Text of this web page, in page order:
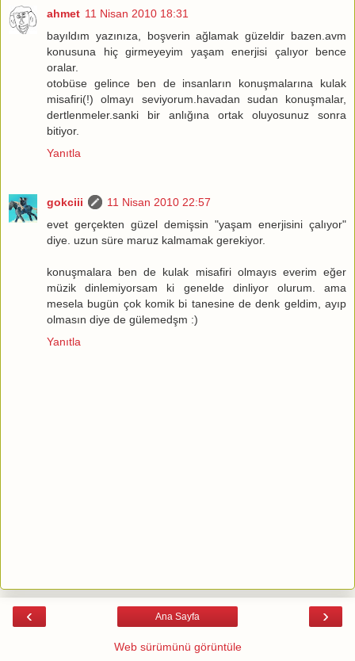
ahmet 11 Nisan 2010 18:31
bayıldım yazınıza, boşverin ağlamak güzeldir bazen.avm
konusuna hiç girmeyeyim yaşam enerjisi çalıyor bence
oralar.
otobüse gelince ben de insanların konuşmalarına kulak
misafiri(!) olmayı seviyorum.havadan sudan konuşmalar,
dertlenmeler.sanki bir anlığına ortak oluyosunuz sonra
bitiyor.
Yanıtla
gokciii
11 Nisan 2010 22:57
evet gerçekten güzel demişsin "yaşam enerjisini çalıyor"
diye. uzun süre maruz kalmamak gerekiyor.
konuşmalara ben de kulak misafiri olmayıs everim eğer
müzik dinlemiyorsam ki genelde dinliyor olurum. ama
mesela bugün çok komik bi tanesine de denk geldim, ayıp
olmasın diye de gülemedşm :)
Yanıtla
‹ ›
Ana Sayfa
Web sürümünü görüntüle